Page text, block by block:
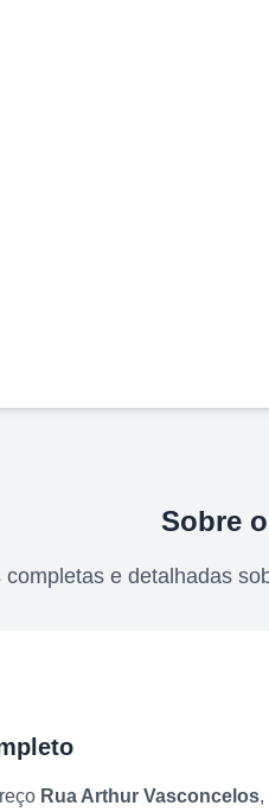
Sobre
completas e detalhadas
Rua Arthur Vasconcelos,